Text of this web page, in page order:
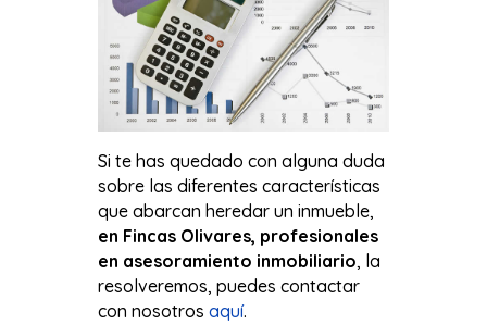
Si te has quedado con alguna duda
sobre las diferentes características
que abarcan heredar un inmueble,
en Fincas Olivares, profesionales
en asesoramiento inmobiliario, la
resolveremos, puedes contactar
con nosotros aquí.